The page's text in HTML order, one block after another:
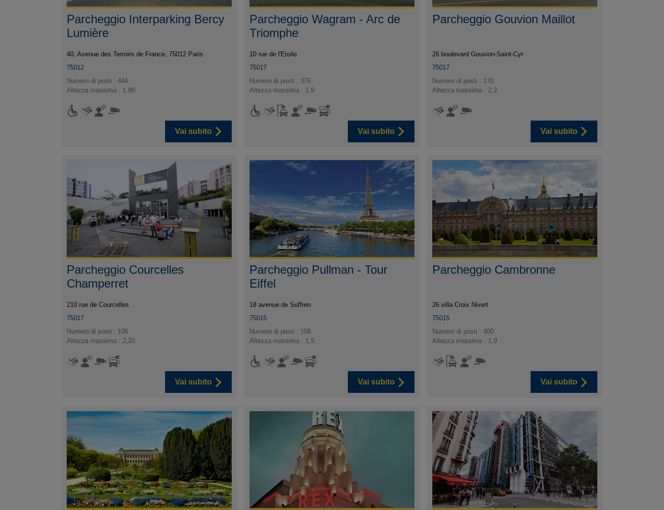
Parcheggio Interparking Bercy
Lumière
40, Avenue des Terroirs de France, 75012 Paris
75012
Numero di posti : 444
Altezza massima : 1.90
Vai subito
Parcheggio Wagram - Arc de
Triomphe
10 rue de l'Etoile
75017
Numero di posti : 376
Altezza massima : 1,9
Vai subito
Parcheggio Gouvion Maillot
26 boulevard Gouvion-Saint-Cyr
75017
Numero di posti : 170
Altezza massima : 2,2
Vai subito
Parcheggio Courcelles
Champerret
210 rue de Courcelles
75017
Numero di posti : 106
Altezza massima : 2,20
Vai subito
Parcheggio Pullman - Tour
Eiffel
18 avenue de Suffren
75015
Numero di posti : 108
Altezza massima : 1,9
Vai subito
Parcheggio Cambronne
26 villa Croix Nivert
75015
Numero di posti : 400
Altezza massima : 1,9
Vai subito